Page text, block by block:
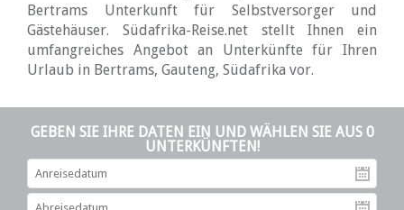
Bertrams Unterkunft für Selbstversorger und
Gästehäuser. Südafrika-Reise.net stellt Ihnen ein
umfangreiches Angebot an Unterkünfte für Ihren
Urlaub in Bertrams, Gauteng, Südafrika vor.
GEBEN SIE IHRE DATEN EIN UND WÄHLEN SIE AUS 0
UNTERKÜNFTEN!